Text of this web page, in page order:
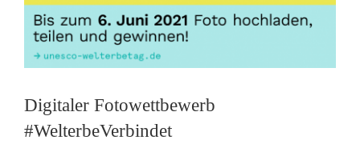
Digitaler Fotowettbewerb
#WelterbeVerbindet